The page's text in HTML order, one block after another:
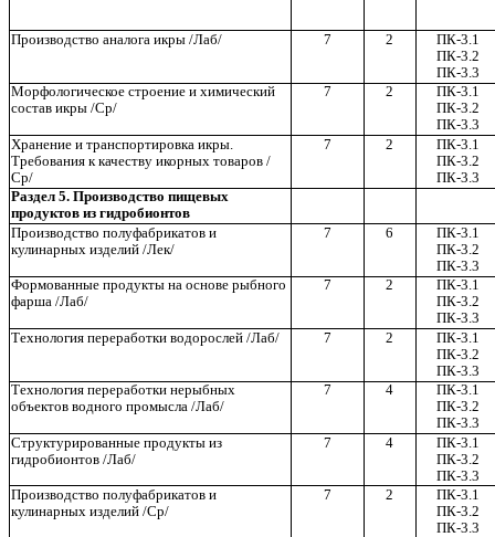
Производство аналога икры /Лаб/ 2
ПК-3.1
ПК-3.2
ПК-3.3
7
Морфологическое строение и химический
состав икры /Ср/
2
ПК-3.1
ПК-3.2
ПК-3.3
7
Хранение и транспортировка икры.
Требования к качеству икорных товаров /
Ср/
2
ПК-3.1
ПК-3.2
ПК-3.3
7
Раздел 5. Производство пищевых
продуктов из гидробионтов
Производство полуфабрикатов и
кулинарных изделий /Лек/
6
ПК-3.1
ПК-3.2
ПК-3.3
7
Формованные продукты на основе рыбного
фарша /Лаб/
2
ПК-3.1
ПК-3.2
ПК-3.3
7
Технология переработки водорослей /Лаб/ 2
ПК-3.1
ПК-3.2
ПК-3.3
7
Технология переработки нерыбных
объектов водного промысла /Лаб/
4
ПК-3.1
ПК-3.2
ПК-3.3
7
Структурированные продукты из
гидробионтов /Лаб/
4
ПК-3.1
ПК-3.2
ПК-3.3
7
Производство полуфабрикатов и
кулинарных изделий /Ср/
2
ПК-3.1
ПК-3.2
ПК-3.3
7